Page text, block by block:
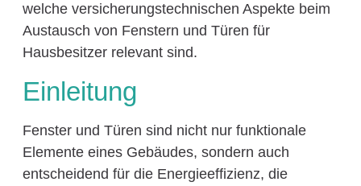
welche versicherungstechnischen Aspekte beim
Austausch von Fenstern und Türen für
Hausbesitzer relevant sind.
Einleitung
Fenster und Türen sind nicht nur funktionale
Elemente eines Gebäudes, sondern auch
entscheidend für die Energieeffizienz, die